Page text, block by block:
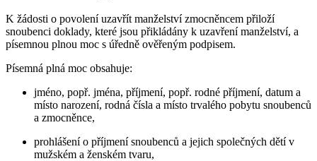
K žádosti o povolení uzavřít manželství zmocněncem přiloží
snoubenci doklady, které jsou přikládány k uzavření manželství, a
písemnou plnou moc s úředně ověřeným podpisem.
Písemná plná moc obsahuje:
jméno, popř. jména, příjmení, popř. rodné příjmení, datum a
místo narození, rodná čísla a místo trvalého pobytu snoubenců
a zmocněnce,
prohlášení o příjmení snoubenců a jejich společných dětí v
mužském a ženském tvaru,